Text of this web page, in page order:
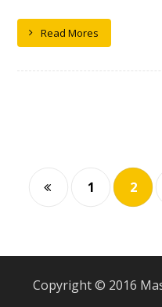
Read Mores
1 2
Copyright © 2016